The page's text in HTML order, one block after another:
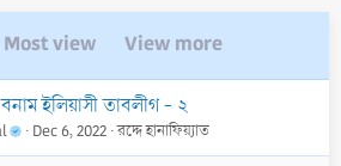
Most view View more
ইলিয়াসী তাবলীগ - ২
Dec 6, 2022 রদ্দে হানাফিয়্যাত